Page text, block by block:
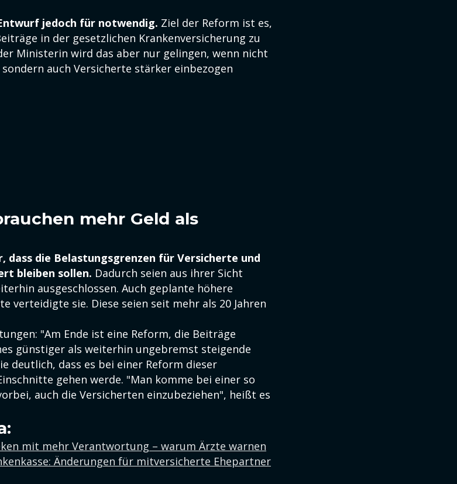
jedoch für notwendig. Ziel der Reform ist es,
in der gesetzlichen Krankenversicherung zu
Ministerin wird das aber nur gelingen, wenn nicht
auch Versicherte stärker einbezogen
mehr Geld als
die Belastungsgrenzen für Versicherte und
bleiben sollen. Dadurch seien aus ihrer Sicht
ausgeschlossen. Auch geplante höhere
verteidigte sie. Diese seien seit mehr als 20 Jahren
"Am Ende ist eine Reform, die Beiträge
günstiger als weiterhin ungebremst steigende
deutlich, dass es bei einer Reform dieser
gehen werde. "Man komme bei einer so
auch die Versicherten einzubeziehen", heißt es
mit mehr Verantwortung – warum Ärzte warnen
Änderungen für mitversicherte Ehepartner